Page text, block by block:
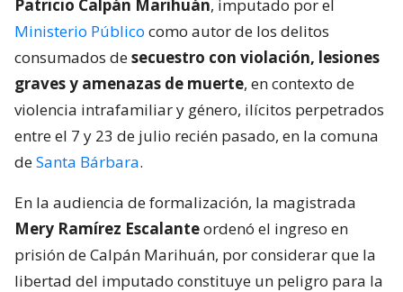
Patricio Calpán Marihuán, imputado por el
Ministerio Público como autor de los delitos
consumados desecuestro con violación, lesiones
graves y amenazas de muerte, en contexto de
violencia intrafamiliar y género, ilícitos perpetrados
entre el 7 y 23 de julio recién pasado, en la comuna
deSanta Bárbara.
En la audiencia de formalización, la magistrada
Mery Ramírez Escalanteordenó el ingreso en
prisión de Calpán Marihuán, por considerar que la
libertad del imputado constituye un peligro para la